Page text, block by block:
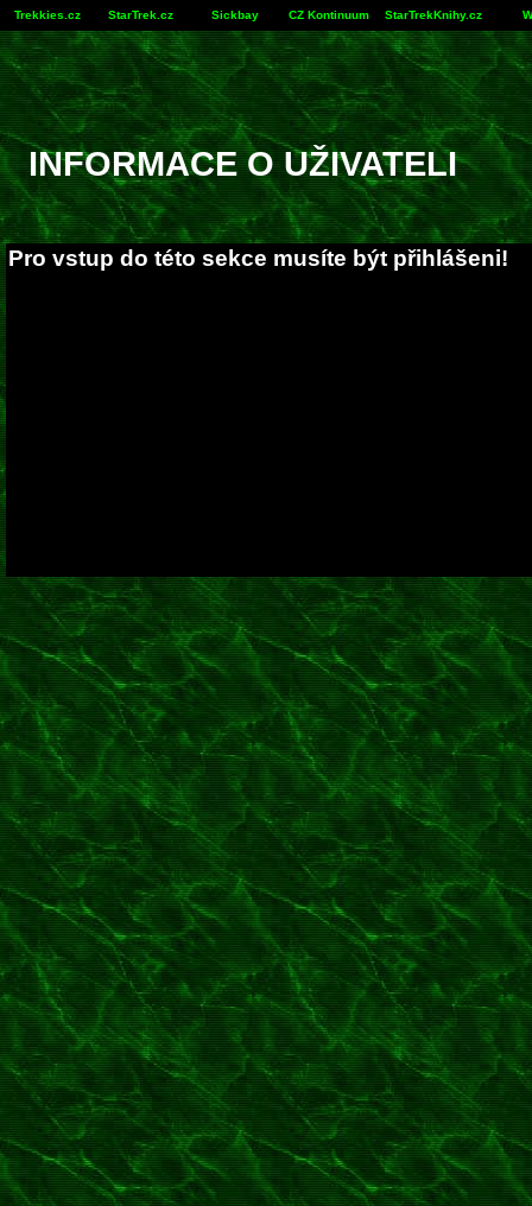
Trekkies.cz StarTrek.cz Sickbay CZ Kontinuum StarTrekKnihy.cz
INFORMACE O UŽIVATELI
Pro vstup do této sekce musíte být přihlášeni!